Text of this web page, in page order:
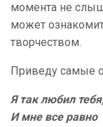
момента не
может
творчеством.
Приведу самые
Я так любил
И мне все равно